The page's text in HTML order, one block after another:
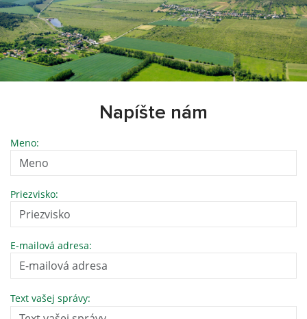
Napíšte nám
Meno:
Priezvisko:
E-mailová adresa:
Text vašej správy: